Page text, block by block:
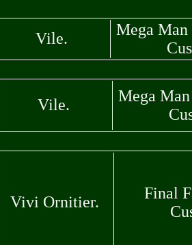
Vile.
Mega
Vile.
Mega
Vivi Ornitier.
Final